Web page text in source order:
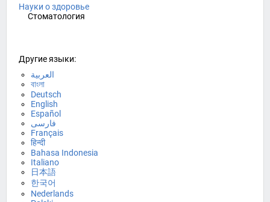
Науки о здоровье
Стоматология
Другие языки:
العربية
বাংলা
Deutsch
English
Español
فارسی
Français
हिन्दी
Bahasa Indonesia
Italiano
日本語
한국어
Nederlands